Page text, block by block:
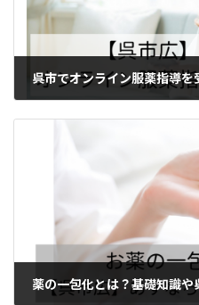
呉市でオンライン服薬指導